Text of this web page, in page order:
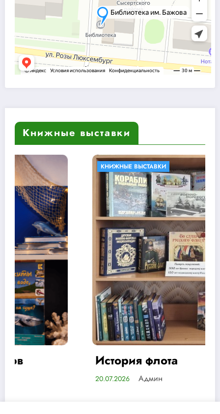
Книжные выставки
КНИЖНЫЕ ВЫСТАВКИ
История флота